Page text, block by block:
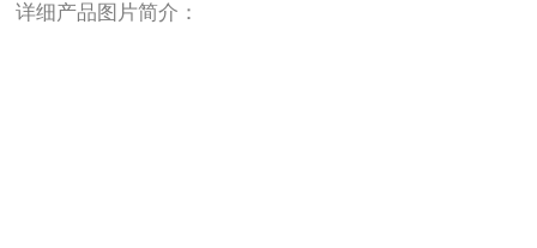
详细产品图片简介：